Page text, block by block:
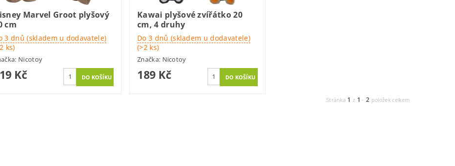
Marvel Groot plyšový
cm
3 dnů (skladem u dodavatele)
ks)
Nicotoy
Kč
Kawai plyšové zvířátko 20
cm, 4 druhy
Do 3 dnů (skladem u dodavatele)
(>2 ks)
Značka: Nicotoy
189 Kč
Stránka 1 z 1 -2 položek celkem